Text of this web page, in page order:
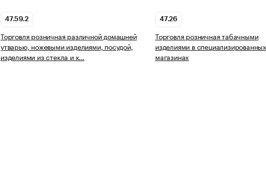
47.59.2
Торговля розничная различной домашней
утварью, ножевыми изделиями, посудой,
изделиями из стекла и к…
47.26
Торговля розничная табачными
изделиями в специализированных
магазинах